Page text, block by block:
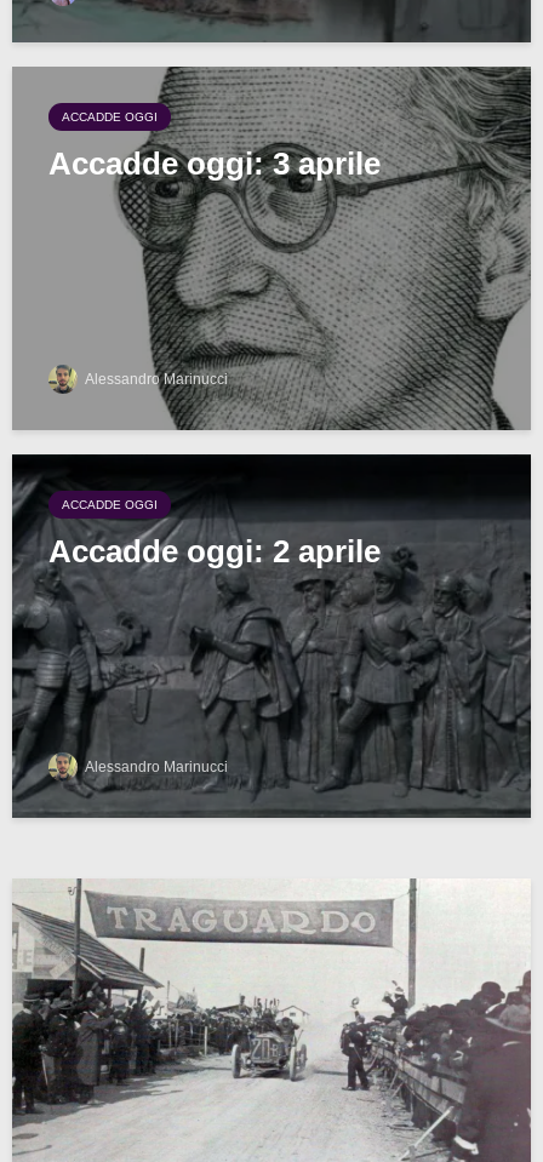
ACCADDE OGGI
Accadde oggi: 3 aprile
Alessandro Marinucci
ACCADDE OGGI
Accadde oggi: 2 aprile
Alessandro Marinucci